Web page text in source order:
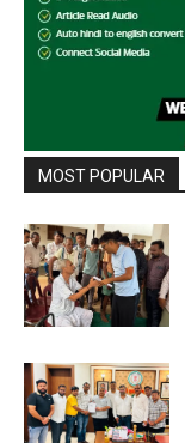
MOST POPULAR